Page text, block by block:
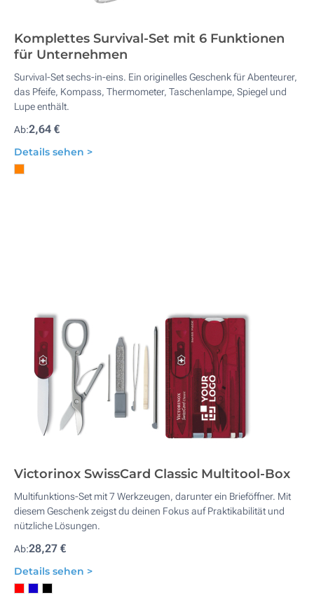
Komplettes Survival-Set mit 6 Funktionen
für Unternehmen
Survival-Set sechs-in-eins. Ein originelles Geschenk für Abenteurer,
das Pfeife, Kompass, Thermometer, Taschenlampe, Spiegel und
Lupe enthält.
Ab:2,64 €
Details sehen >
Victorinox SwissCard Classic Multitool-Box
Multifunktions-Set mit 7 Werkzeugen, darunter ein Brieföffner. Mit
diesem Geschenk zeigst du deinen Fokus auf Praktikabilität und
nützliche Lösungen.
Ab:28,27 €
Details sehen >